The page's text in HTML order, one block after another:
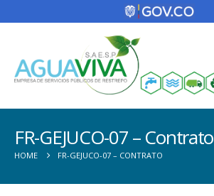
FR-GEJUCO-07 – Contrato
HOME FR-GEJUCO-07 – CONTRATO